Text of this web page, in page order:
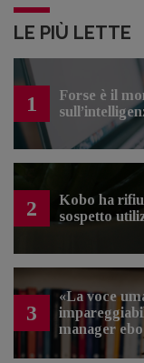
LE PIÙ LETTE
1
Forse è il
2
Kobo ha
sospetto
3
«La voce
manager